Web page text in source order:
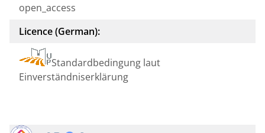
open_access
Licence (German):
Standardbedingung laut
Einverständniserklärung